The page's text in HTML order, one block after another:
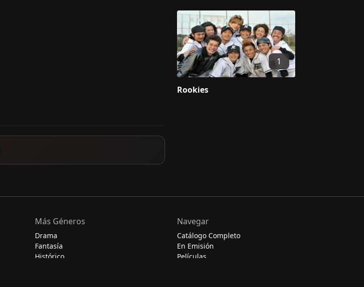
1
Rookies
Más Géneros
Drama
Fantasía
Histórico
Navegar
Catálogo Completo
En Emisión
Películas